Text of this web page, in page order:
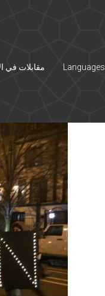
مقابلات في Languages